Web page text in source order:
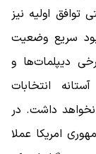
توافق اولیه نیز
سریع وضعیت
دیپلمات‌ها و
انتخابات
نخواهد داشت. در
امریکا عملا